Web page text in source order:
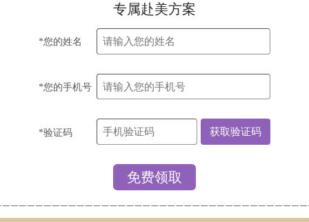
专属赴美方案
*您的姓名
*您的手机号
*验证码